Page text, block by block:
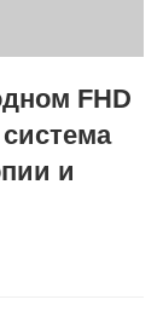
FHD
и